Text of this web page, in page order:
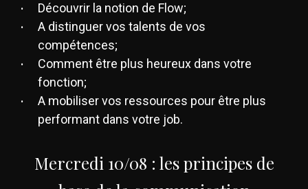
Découvrir la notion de Flow;
A distinguer vos talents de vos
compétences;
Comment être plus heureux dans votre
fonction;
A mobiliser vos ressources pour être plus
performant dans votre job.
Mercredi 10/08 : les principes de